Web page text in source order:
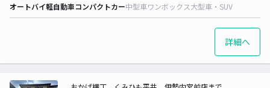
オートバイ軽自動車コンパクトカー中型車ワンボックス大型車・SUV
詳細へ